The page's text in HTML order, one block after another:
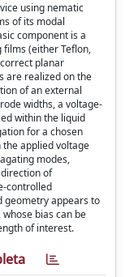
using nematic
of its modal
component is a
films (either Teflon,
planar
are realized on the
of an external
widths, a voltage-
within the liquid
for a chosen
applied voltage
modes,
of
controlled
geometry appears to
bias can be
of interest.